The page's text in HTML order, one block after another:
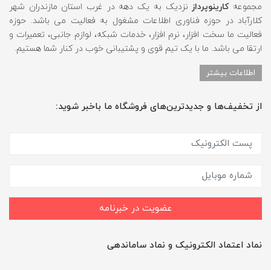
مجموعهکارینوپرداز نزدیک به یک دهه در غرب استان مازندران شهر
کلارآباد در حوزه فناوری اطلاعات مشغول به فعالیت می باشد. حوزه
فعالیت ما سخت افزار، نرم افزار، خدمات شبکه، لوازم جانبی، تعمیرات و
ارتقا می باشد. ما با یک تیم قوی و پشتیبانی خوب در کنار شما هستیم.
اطلاعات بیشتر
از تخفیف‌ها و جدیدترین‌های فروشگاه ما باخبر شوید:
عضویت در خبرنامه
نماد اعتماد الکترونیک و نماد ساماندهی